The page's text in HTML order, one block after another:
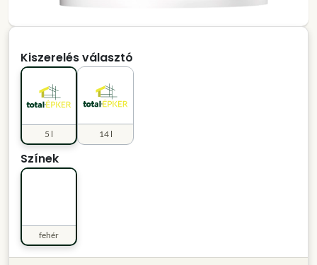
Kiszerelés választó
5 l 14 l
Színek
fehér